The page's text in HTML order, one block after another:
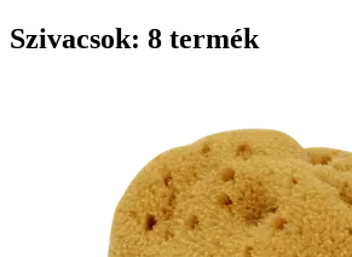
Szivacsok: 8 termék